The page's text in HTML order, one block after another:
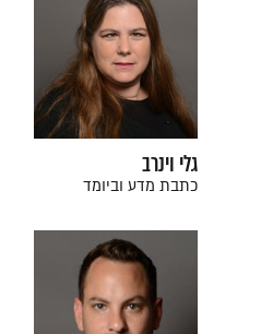
גלי וינרב
כתבת מדע וביומד